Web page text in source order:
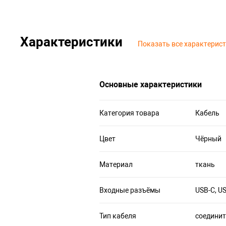
Характеристики Показать все
Основные характеристики
Категория товара Кабель
Цвет Чёрный
Материал ткань
Входные разъёмы USB-C,
Тип кабеля